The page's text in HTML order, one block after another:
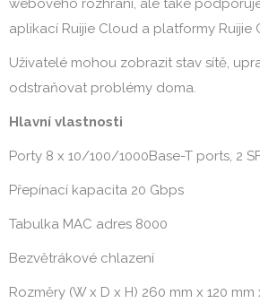
webového rozhraní, ale také
aplikací Ruijie Cloud a platformy Ruijie
Uživatelé mohou zobrazit stav sítě,
odstraňovat problémy doma.
Hlavní vlastnosti
Porty 8 x 10/100/1000Base-T ports, 2
Přepínací kapacita 20 Gbps
Tabulka MAC adres 8000
Bezvětrákové chlazení
Rozměry (W x D x H) 260 mm x 120 mm